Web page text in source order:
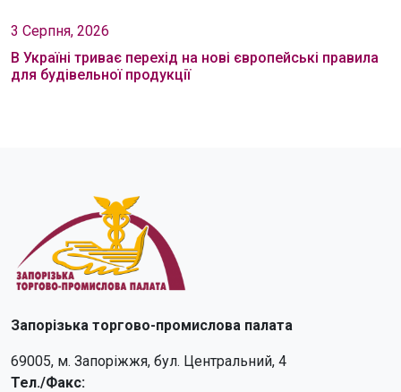
3 Серпня, 2026
В Україні триває перехід на нові європейські правила
для будівельної продукції
Запорізька торгово-промислова палата
69005, м. Запоріжжя, бул. Центральний, 4
Тел./Факс: